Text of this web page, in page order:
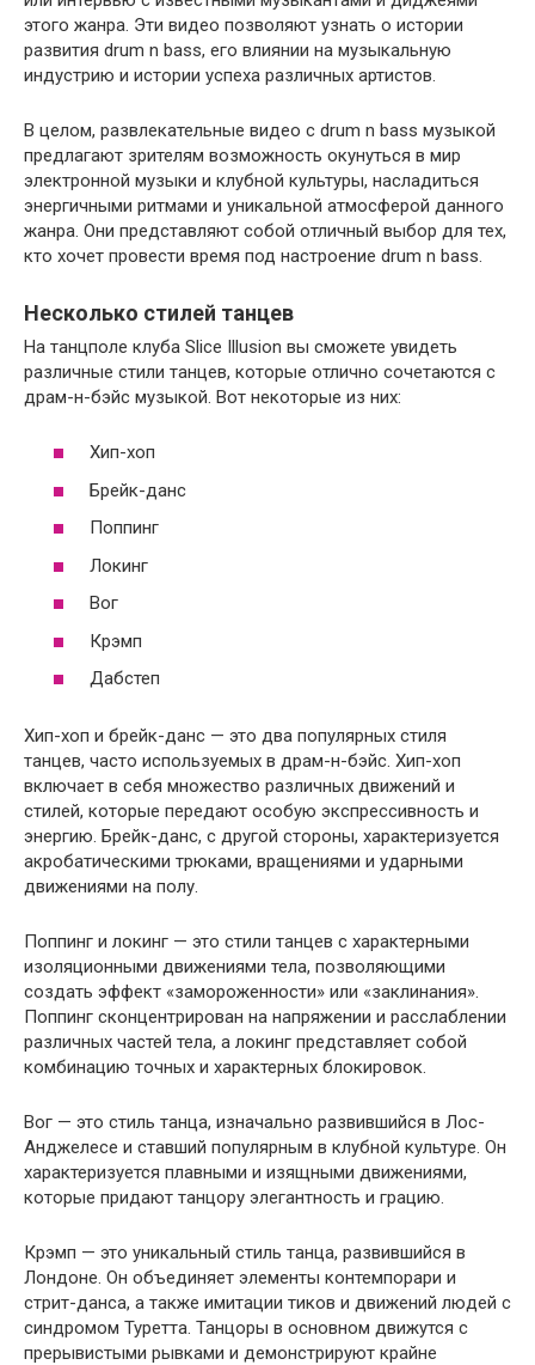
этого жанра. Эти видео позволяют узнать о истории
развития drum n bass, его влиянии на музыкальную
индустрию и истории успеха различных артистов.
В целом, развлекательные видео с drum n bass музыкой
предлагают зрителям возможность окунуться в мир
электронной музыки и клубной культуры, насладиться
энергичными ритмами и уникальной атмосферой данного
жанра. Они представляют собой отличный выбор для тех,
кто хочет провести время под настроение drum n bass.
Несколько стилей танцев
На танцполе клуба Slice Illusion вы сможете увидеть
различные стили танцев, которые отлично сочетаются с
драм-н-бэйс музыкой. Вот некоторые из них:
Хип-хоп
Брейк-данс
Поппинг
Локинг
Вог
Крэмп
Дабстеп
Хип-хоп и брейк-данс — это два популярных стиля
танцев, часто используемых в драм-н-бэйс. Хип-хоп
включает в себя множество различных движений и
стилей, которые передают особую экспрессивность и
энергию. Брейк-данс, с другой стороны, характеризуется
акробатическими трюками, вращениями и ударными
движениями на полу.
Поппинг и локинг — это стили танцев с характерными
изоляционными движениями тела, позволяющими
создать эффект «замороженности» или «заклинания».
Поппинг сконцентрирован на напряжении и расслаблении
различных частей тела, а локинг представляет собой
комбинацию точных и характерных блокировок.
Вог — это стиль танца, изначально развившийся в Лос-
Анджелесе и ставший популярным в клубной культуре. Он
характеризуется плавными и изящными движениями,
которые придают танцору элегантность и грацию.
Крэмп — это уникальный стиль танца, развившийся в
Лондоне. Он объединяет элементы контемпорари и
стрит-данса, а также имитации тиков и движений людей с
синдромом Туретта. Танцоры в основном движутся с
прерывистыми рывками и демонстрируют крайне